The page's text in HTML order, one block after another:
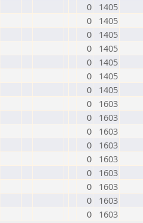
0
1405
0
1405
0
1405
0
1405
0
1405
0
1405
0
1405
0
1603
0
1603
0
1603
0
1603
0
1603
0
1603
0
1603
0
1603
0 1603